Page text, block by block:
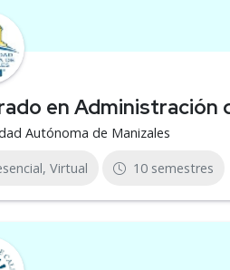
en Administración
Autónoma de Manizales
Virtual 10 semestres